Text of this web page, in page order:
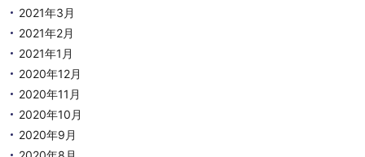
2021年3月
2021年2月
2021年1月
2020年12月
2020年11月
2020年10月
2020年9月